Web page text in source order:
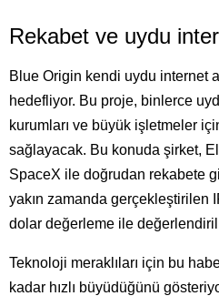
Rekabet ve uydu
Blue Origin kendi uydu internet
hedefliyor. Bu proje, binlerce
kurumları ve büyük işletmeler
sağlayacak. Bu konuda şirket,
SpaceX ile doğrudan rekabete
yakın zamanda gerçekleştirilen
dolar değerleme ile
Teknoloji meraklıları için bu
kadar hızlı büyüdüğünü